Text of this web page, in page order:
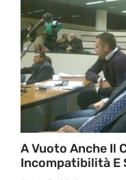
A Vuoto Anche Il
Incompatibilità E